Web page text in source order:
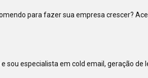
para fazer sua empresa crescer?
sou especialista em cold email, geração